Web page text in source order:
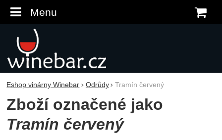
Menu
Eshop vinárny Winebar Odrůdy Tramín červený
Zboží označené jako
Tramín červený